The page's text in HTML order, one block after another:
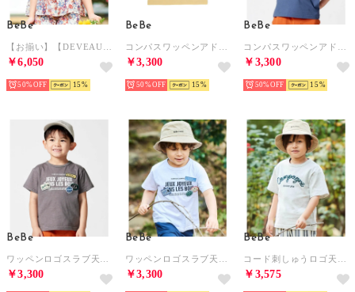
BeBe
￥6,050
50% 15
BeBe
￥3,300
50% 15
BeBe
￥3,300
50% 15
BeBe
￥3,300
BeBe
￥3,300
BeBe
￥3,575